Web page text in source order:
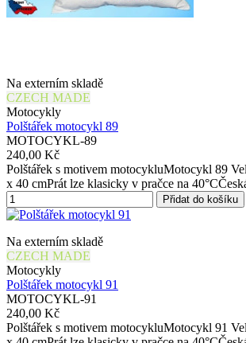
Na externím skladě
CZECH MADE
Motocykly
Polštářek motocykl 89
MOTOCYKL-89
240,00 Kč
Polštářek s motivem motocykluMotocykl 89
x 40 cmPrát lze klasicky v pračce na
Přidat do košíku
Na externím skladě
CZECH MADE
Motocykly
Polštářek motocykl 91
MOTOCYKL-91
240,00 Kč
Polštářek s motivem motocykluMotocykl 91